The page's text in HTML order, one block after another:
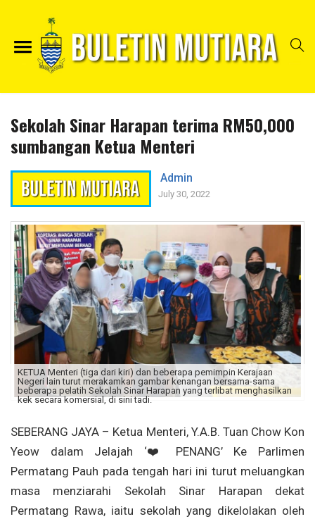
Sekolah Sinar Harapan terima RM50,000
sumbangan Ketua Menteri
Admin
July 30, 2022
KETUA Menteri (tiga dari kiri) dan beberapa pemimpin Kerajaan
Negeri lain turut merakamkan gambar kenangan bersama-sama
beberapa pelatih Sekolah Sinar Harapan yang terlibat menghasilkan
kek secara komersial, di sini tadi.
SEBERANG JAYA – Ketua Menteri, Y.A.B. Tuan Chow Kon
Yeow dalam Jelajah ‘❤️PENANG’ Ke Parlimen
Permatang Pauh pada tengah hari ini turut meluangkan
masa menziarahi Sekolah Sinar Harapan dekat
Permatang Rawa, iaitu sekolah yang dikelolakan oleh